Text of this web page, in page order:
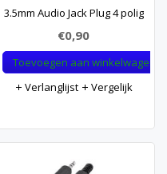
3.5mm Audio Jack Plug 4 polig
€0,90
Toevoegen aan winkelwagen
Verlanglijst
Vergelijk